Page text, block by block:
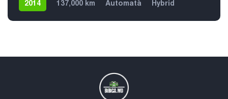
2014 137,000 km Automată
Hybrid